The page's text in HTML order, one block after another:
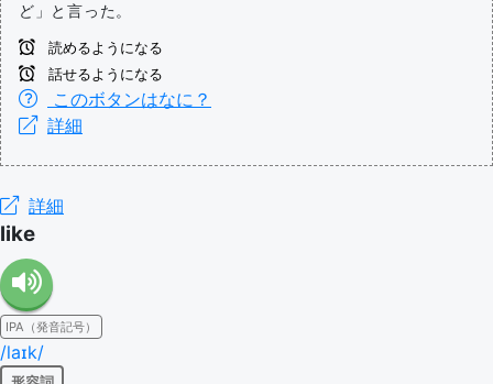
ど」と言った。
読めるようになる
話せるようになる
このボタンはなに？
詳細
詳細
like
IPA（発音記号）
/laɪk/